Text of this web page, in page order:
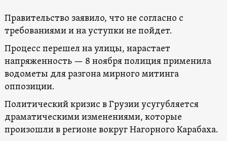
Правительство заявило, что не согласно с
требованиями и на уступки не пойдет.
Процесс перешел на улицы, нарастает
напряженность — 8 ноября полиция применила
водометы для разгона мирного митинга
оппозиции.
Политический кризис в Грузии усугубляется
драматическими изменениями, которые
произошли в регионе вокруг Нагорного Карабаха.